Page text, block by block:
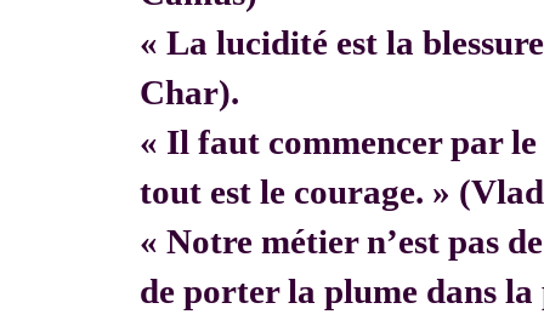
« La lucidité est la
Char).
« Il faut commencer par le
tout est le courage. »
« Notre métier n’est pas
de porter la plume dans